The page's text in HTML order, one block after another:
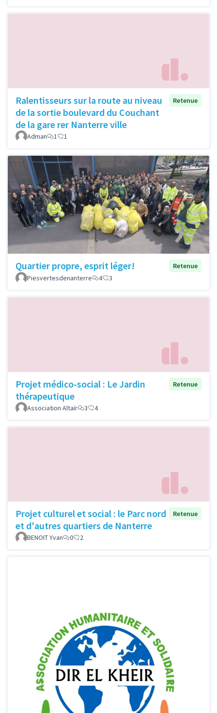
Ralentisseurs sur la route au niveau
de la sortie boulevard du Couchant
de la gare rer Nanterre ville
Retenue
Adman 1 1
Quartier propre, esprit léger!
Retenue
Piesvertesdenanterre
4 3
Projet médico-social : Le Jardin
thérapeutique
Retenue
Association Altaïr 3 4
Projet culturel et social : le Parc nord
et d'autres quartiers de Nanterre
Retenue
BENOIT Yvan 0 2